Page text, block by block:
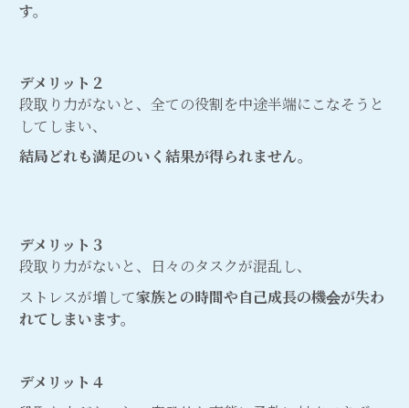
す。
デメリット２
段取り力がないと、全ての役割を中途半端にこなそうと
してしまい、
結局どれも満足のいく結果が得られません。
デメリット３
段取り力がないと、日々のタスクが混乱し、
ストレスが増して家族との時間や自己成長の機会が失わ
れてしまいます。
デメリット４